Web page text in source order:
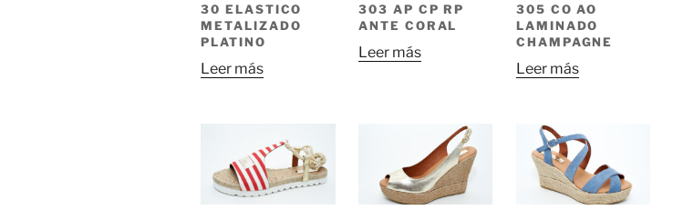
30 ELASTICO
METALIZADO
PLATINO
Leer más
303 AP CP RP
ANTE CORAL
Leer más
305 CO AO
LAMINADO
CHAMPAGNE
Leer más